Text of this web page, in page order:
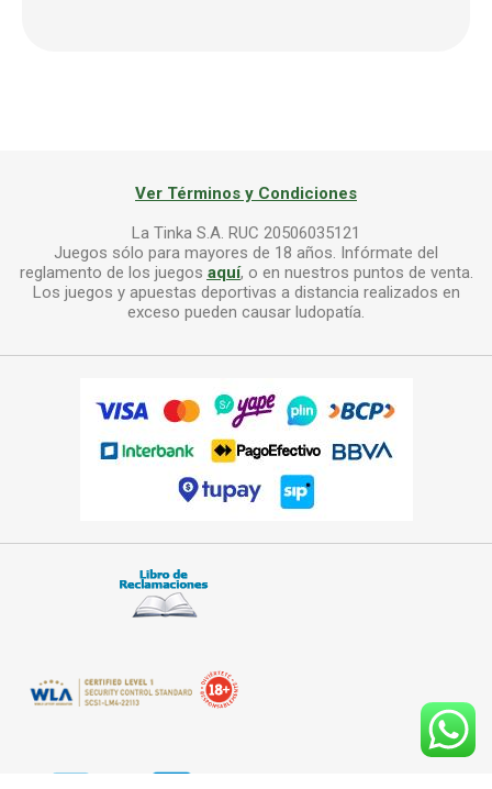
Ver Términos y Condiciones
La Tinka S.A. RUC 20506035121
Juegos sólo para mayores de 18 años. Infórmate del
reglamento de los juegos aquí, o en nuestros puntos de venta.
Los juegos y apuestas deportivas a distancia realizados en
exceso pueden causar ludopatía.